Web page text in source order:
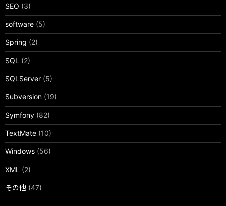
SEO (3)
software (5)
Spring (2)
SQL (2)
SQLServer (5)
Subversion (19)
Symfony (82)
TextMate (10)
Windows (56)
XML (2)
その他 (47)